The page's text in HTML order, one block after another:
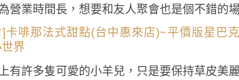
營業時間長，想要和友人聚會也是個不錯的
有許多隻可愛的小羊兒，只是要保持草皮美